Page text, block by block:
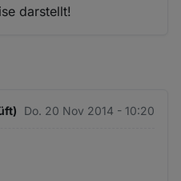
darstellt!
Do. 20 Nov 2014 - 10:20